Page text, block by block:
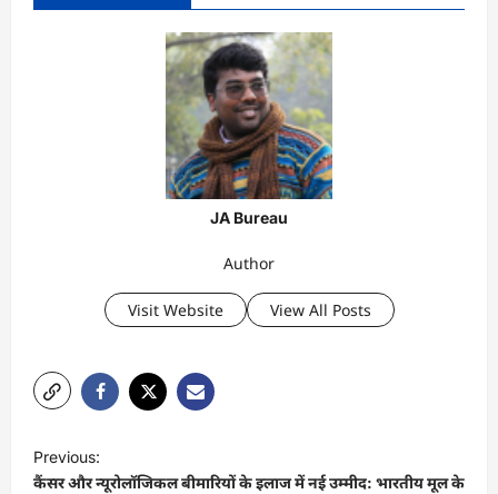
JA Bureau
Author
Visit Website View All Posts
o
Previous:
कैंसर और न्यूरोलॉजिकल बीमारियों के इलाज में नई उम्मीद: भारतीय मूल के